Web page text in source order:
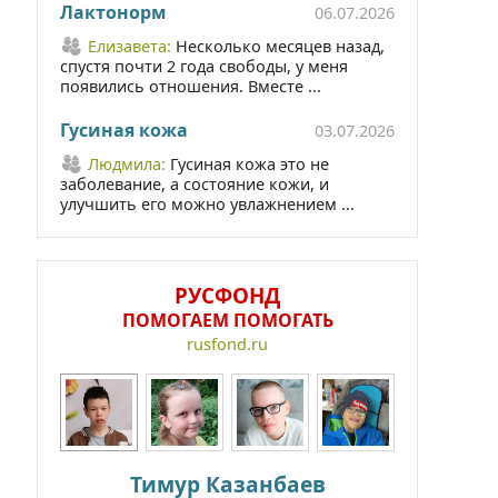
Лактонорм
06.07.2026
Елизавета: Несколько месяцев назад,
спустя почти 2 года свободы, у меня
появились отношения. Вместе ...
Гусиная кожа
03.07.2026
Людмила: Гусиная кожа это не
заболевание, а состояние кожи, и
улучшить его можно увлажнением ...
РУСФОНД
ПОМОГАЕМ ПОМОГАТЬ
rusfond.ru
Тимур Казанбаев